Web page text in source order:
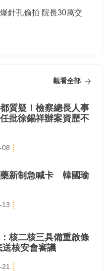
針孔偷拍 院長30萬交
觀看全部
質疑！檢察總長人事
批徐錫祥辦案資歷不
08
新制急喊卡 韓國瑜
13
核二核三具備重啟條
送核安會審議